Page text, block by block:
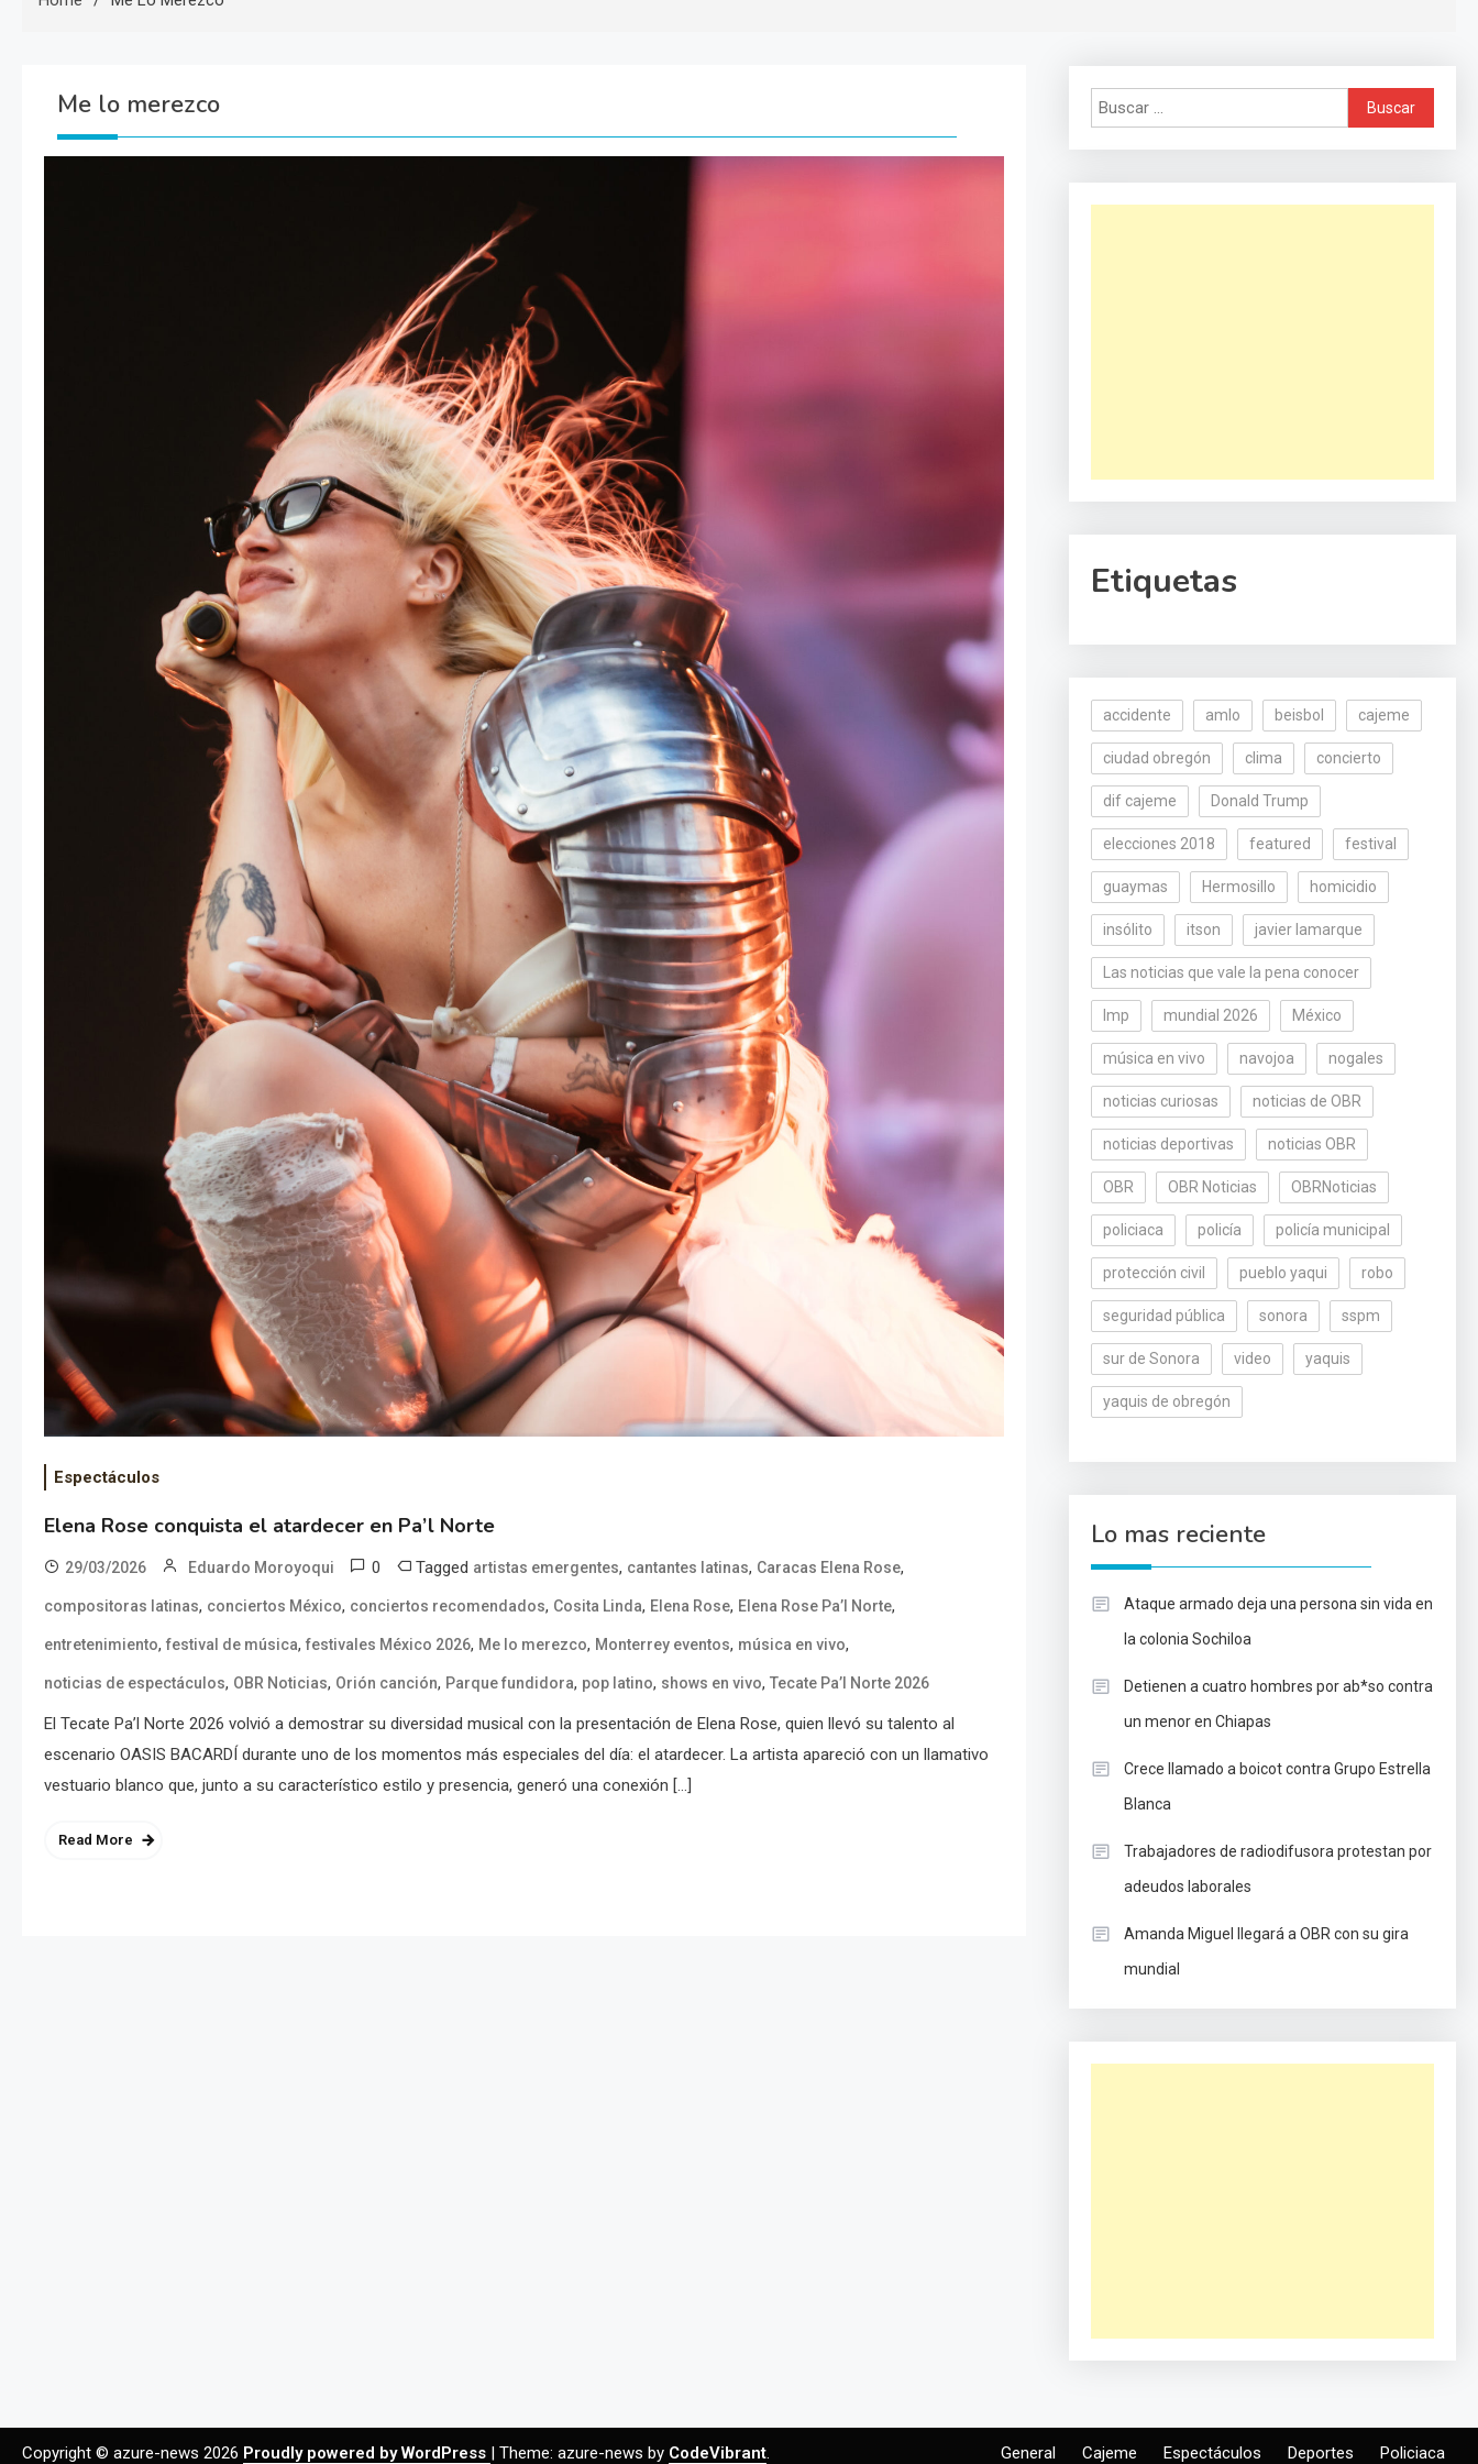
Me lo merezco
Espectáculos
Elena Rose conquista el atardecer en Pa’l Norte
29/03/2026 Eduardo Moroyoqui 0 Tagged artistas emergentes, cantantes latinas, Caracas Elena Rose,
compositoras latinas, conciertos México, conciertos recomendados, Cosita Linda, Elena Rose, Elena Rose Pa’l Norte,
entretenimiento, festival de música, festivales México 2026, Me lo merezco, Monterrey eventos, música en vivo,
noticias de espectáculos, OBR Noticias, Orión canción, Parque fundidora, pop latino, shows en vivo, Tecate Pa’l Norte 2026
El Tecate Pa’l Norte 2026 volvió a demostrar su diversidad musical con la presentación de Elena Rose, quien llevó su talento al
escenario OASIS BACARDÍ durante uno de los momentos más especiales del día: el atardecer. La artista apareció con un llamativo
vestuario blanco que, junto a su característico estilo y presencia, generó una conexión […]
Read More
Buscar:
Etiquetas
accidente amlo beisbol cajeme
ciudad obregón clima concierto
dif cajeme Donald Trump
elecciones 2018 featured festival
guaymas Hermosillo homicidio
insólito itson javier lamarque
Las noticias que vale la pena conocer
lmp mundial 2026 México
música en vivo navojoa nogales
noticias curiosas noticias de OBR
noticias deportivas noticias OBR
OBR OBR Noticias OBRNoticias
policiaca policía policía municipal
protección civil pueblo yaqui robo
seguridad pública sonora sspm
sur de Sonora video yaquis
yaquis de obregón
Lo mas reciente
Ataque armado deja una persona sin vida en
la colonia Sochiloa
Detienen a cuatro hombres por ab*so contra
un menor en Chiapas
Crece llamado a boicot contra Grupo Estrella
Blanca
Trabajadores de radiodifusora protestan por
adeudos laborales
Amanda Miguel llegará a OBR con su gira
mundial
Copyright © azure-news 2026 Proudly powered by WordPress | Theme: azure-news by CodeVibrant. General Cajeme Espectáculos Deportes Policiaca